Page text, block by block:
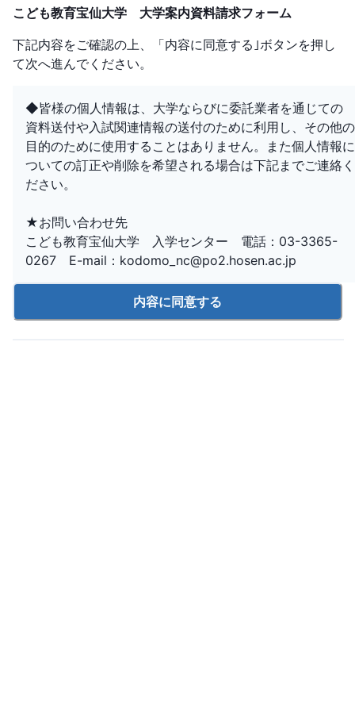
こども教育宝仙大学 大学案内資料請求フォーム
下記内容をご確認の上、「内容に同意する｣ボタンを押し
て次へ進んでください。
◆皆様の個人情報は、大学ならびに委託業者を通じての
資料送付や入試関連情報の送付のために利用し、その他の
目的のために使用することはありません。また個人情報に
ついての訂正や削除を希望される場合は下記までご連絡く
ださい。
★お問い合わせ先
こども教育宝仙大学 入学センター 電話： 03-3365-
0267 E-mail： kodomo_nc@po2.hosen.ac.jp
内容に同意する